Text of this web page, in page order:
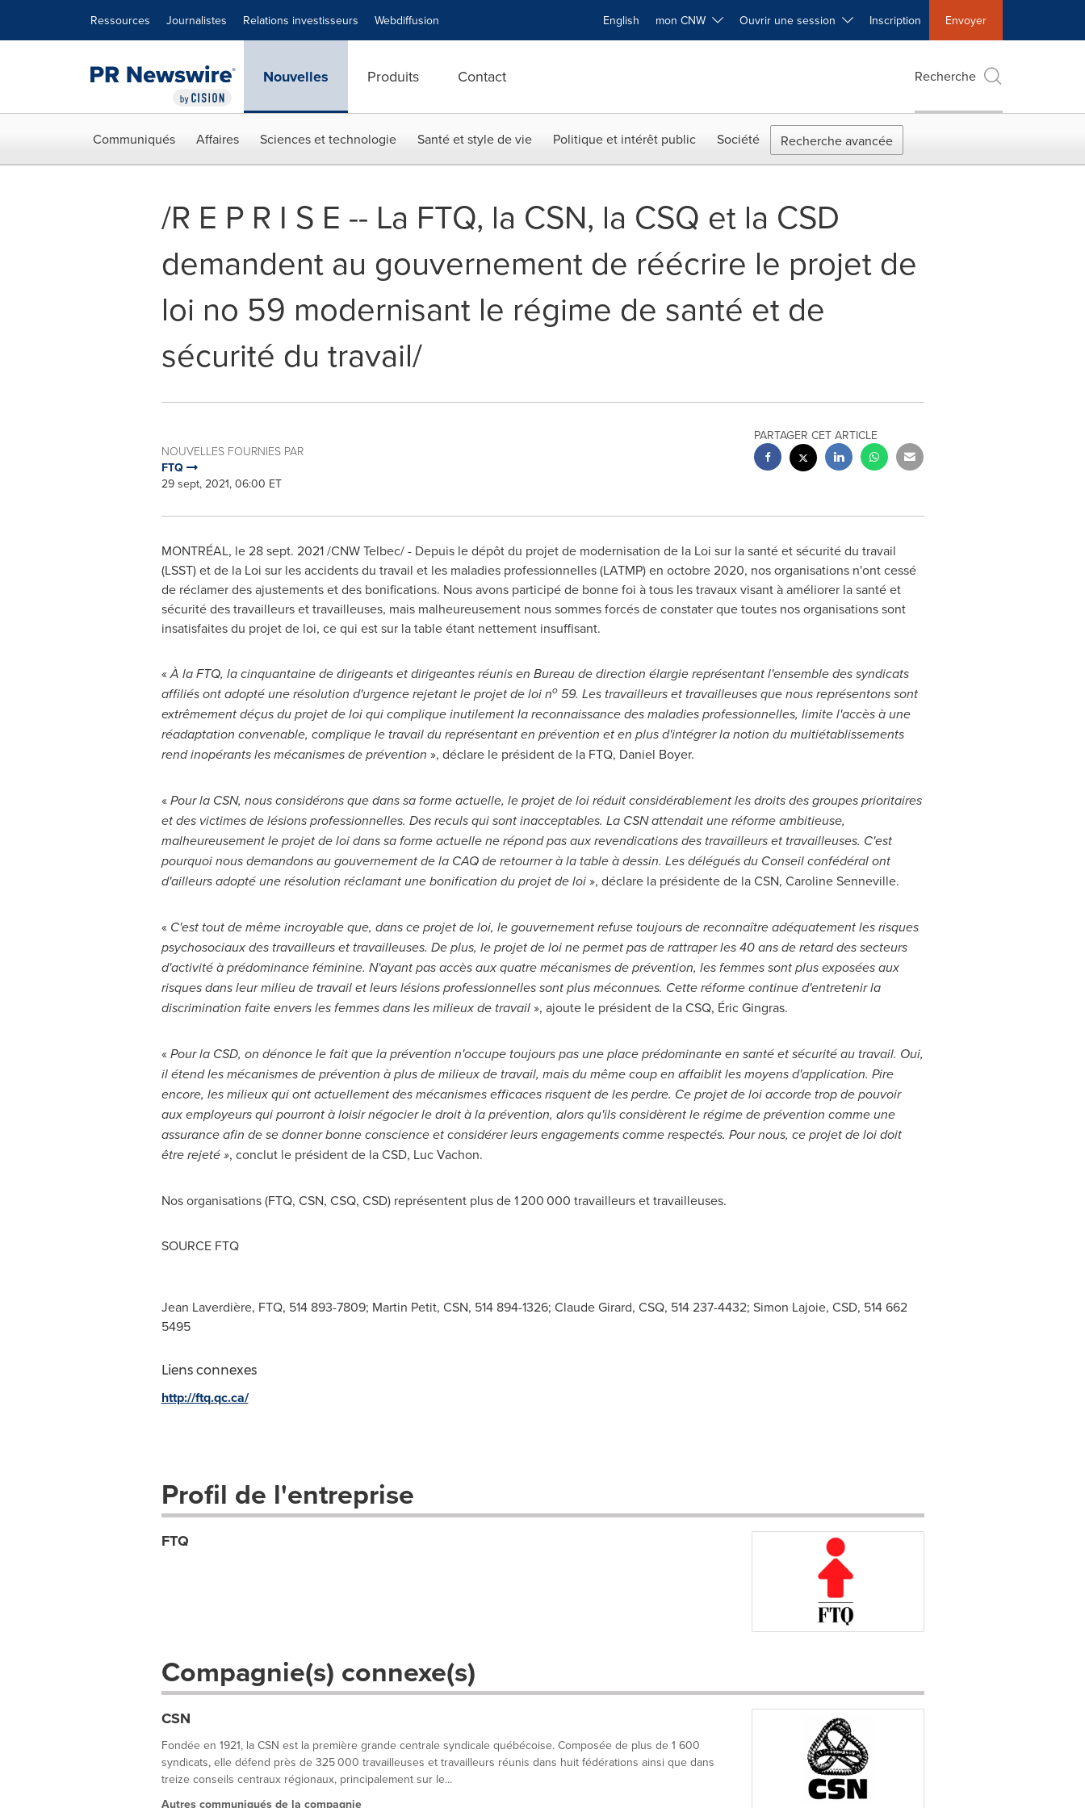
Ressources Journalistes Relations investisseurs Webdiffusion English mon CNW Ouvrir une session Inscription Envoyer
Nouvelles Produits Contact Recherche
Communiqués Affaires Sciences et technologie Santé et style de vie Politique et intérêt public Société Recherche avancée
/R E P R I S E -- La FTQ, la CSN, la CSQ et la CSD
demandent au gouvernement de réécrire le projet de
loi no 59 modernisant le régime de santé et de
sécurité du travail/
NOUVELLES FOURNIES PAR
FTQ
29 sept, 2021, 06:00 ET
PARTAGER CET ARTICLE
MONTRÉAL, le28 sept. 2021/CNW Telbec/ - Depuis le dépôt du projet de modernisation de la Loi sur la santé et sécurité du travail
(LSST) et de la Loi sur les accidents du travail et les maladies professionnelles (LATMP) en octobre 2020, nos organisations n'ont cessé
de réclamer des ajustements et des bonifications. Nous avons participé de bonne foi à tous les travaux visant à améliorer la santé et
sécurité des travailleurs et travailleuses, mais malheureusement nous sommes forcés de constater que toutes nos organisations sont
insatisfaites du projet de loi, ce qui est sur la table étant nettement insuffisant.
«À la FTQ, la cinquantaine de dirigeants et dirigeantes réunis en Bureau de direction élargie représentant l'ensemble des syndicats
affiliés ont adopté une résolution d'urgence rejetant le projet de loi no59. Les travailleurs et travailleuses que nous représentons sont
extrêmement déçus du projet de loi qui complique inutilement la reconnaissance des maladies professionnelles, limite l'accès à une
réadaptation convenable, complique le travail du représentant en prévention et en plus d'intégrer la notion du multiétablissements
rend inopérants les mécanismes de prévention », déclare le président de la FTQ, Daniel Boyer.
«Pour la CSN, nous considérons que dans sa forme actuelle, le projet de loi réduit considérablement les droits des groupes prioritaires
et des victimes de lésions professionnelles. Des reculs qui sont inacceptables. La CSN attendait une réforme ambitieuse,
malheureusement le projet de loi dans sa forme actuelle ne répond pas aux revendications des travailleurs et travailleuses. C'est
pourquoi nous demandons au gouvernement de la CAQ de retourner à la table à dessin. Les délégués du Conseil confédéral ont
d'ailleurs adopté une résolution réclamant une bonification du projet de loi», déclare la présidente de la CSN, Caroline Senneville.
« C'est tout de même incroyable que, dans ce projet de loi, le gouvernement refuse toujours de reconnaître adéquatement les risques
psychosociaux des travailleurs et travailleuses. De plus, le projet de loi ne permet pas de rattraper les 40 ans de retard des secteurs
d'activité à prédominance féminine. N'ayant pas accès aux quatre mécanismes de prévention, les femmes sont plus exposées aux
risques dans leur milieu de travail et leurs lésions professionnelles sont plus méconnues. Cette réforme continue d'entretenir la
discrimination faite envers les femmes dans les milieux de travail», ajoute le président de la CSQ, Éric Gingras.
«Pour la CSD, on dénonce le fait que la prévention n'occupe toujours pas une place prédominante en santé et sécurité au travail. Oui,
il étend les mécanismes de prévention à plus de milieux de travail, mais du même coup en affaiblit les moyens d'application. Pire
encore, les milieux qui ont actuellement des mécanismes efficaces risquent de les perdre. Ce projet de loi accorde trop de pouvoir
aux employeurs qui pourront à loisir négocier le droit à la prévention, alors qu'ils considèrent le régime de prévention comme une
assurance afin de se donner bonne conscience et considérer leurs engagements comme respectés. Pour nous, ce projet de loi doit
être rejeté», conclut le président de la CSD, Luc Vachon.
Nos organisations (FTQ, CSN, CSQ, CSD) représentent plus de 1 200 000 travailleurs et travailleuses.
SOURCE FTQ
Jean Laverdière, FTQ, 514 893-7809; Martin Petit, CSN, 514 894-1326; Claude Girard, CSQ, 514 237-4432; Simon Lajoie, CSD, 514 662
5495
Liens connexes
http://ftq.qc.ca/
Profil de l'entreprise
FTQ
Compagnie(s) connexe(s)
CSN
Fondée en 1921, la CSN est la première grande centrale syndicale québécoise. Composée de plus de 1 600
syndicats, elle défend près de 325 000 travailleuses et travailleurs réunis dans huit fédérations ainsi que dans
treize conseils centraux régionaux, principalement sur le...
Autres communiqués de la compagnie